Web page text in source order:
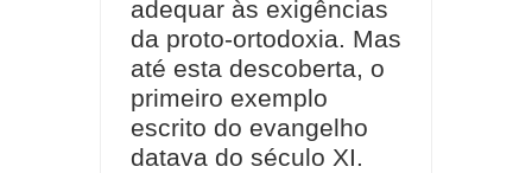
adequar às exigências
da proto-ortodoxia. Mas
até esta descoberta, o
primeiro exemplo
escrito do evangelho
datava do século XI.